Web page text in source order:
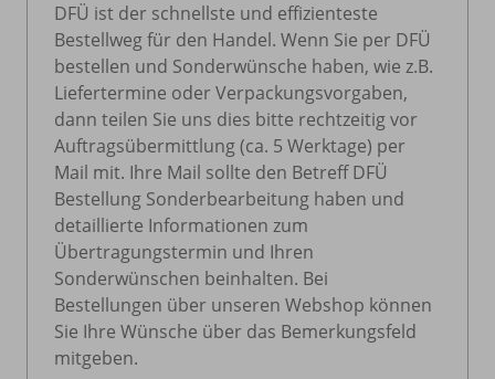
DFÜ ist der schnellste und effizienteste
Bestellweg für den Handel. Wenn Sie per DFÜ
bestellen und Sonderwünsche haben, wie z.B.
Liefertermine oder Verpackungsvorgaben,
dann teilen Sie uns dies bitte rechtzeitig vor
Auftragsübermittlung (ca. 5 Werktage) per
Mail mit. Ihre Mail sollte den Betreff DFÜ
Bestellung Sonderbearbeitung haben und
detaillierte Informationen zum
Übertragungstermin und Ihren
Sonderwünschen beinhalten. Bei
Bestellungen über unseren Webshop können
Sie Ihre Wünsche über das Bemerkungsfeld
mitgeben.